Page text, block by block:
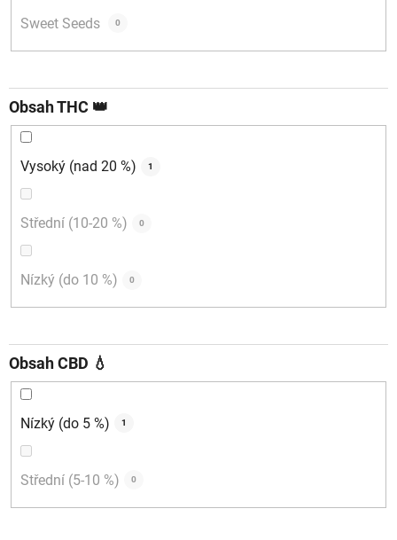
Sweet Seeds 0
Obsah THC 👑
Vysoký (nad 20 %) 1
Střední (10-20 %) 0
Nízký (do 10 %) 0
Obsah CBD 💧
Nízký (do 5 %) 1
Střední (5-10 %) 0